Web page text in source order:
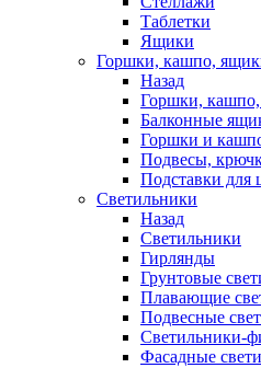
Таблетки
Ящики
Горшки, кашпо,
Назад
Горшки,
Балконные
Горшки и
Подвесы,
Подставки для
Светильники
Назад
Светильники
Гирлянды
Грунтовые
Плавающие
Подвесные
Светильники-
Фасадные